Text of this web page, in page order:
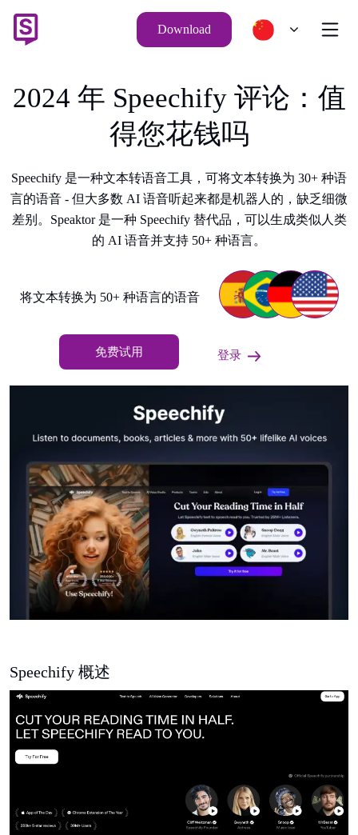
Download
2024 年 Speechify 评论：值
得您花钱吗
Speechify 是一种文本转语音工具，可将文本转换为 30+ 种语
言的语音 - 但大多数 AI 语音听起来都是机器人的，缺乏细微
差别。Speaktor 是一种 Speechify 替代品，可以生成类似人类
的 AI 语音并支持 50+ 种语言。
将文本转换为 50+ 种语言的语音
免费试用 登录
Speechify 概述